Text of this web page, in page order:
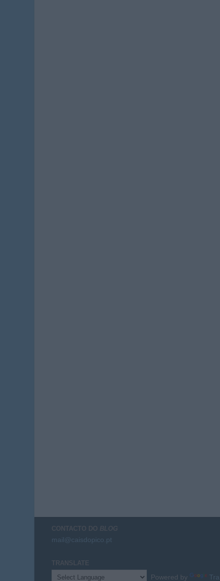
CONTACTO DO BLOG
mail@caisdopico.pt
TRANSLATE
Powered by